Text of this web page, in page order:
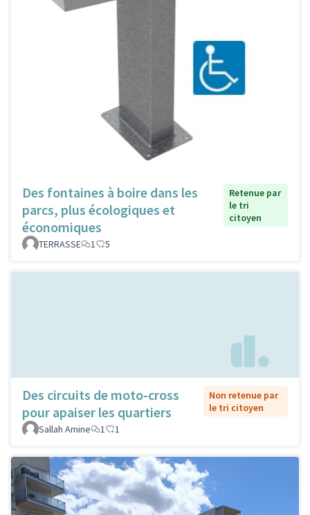
Des fontaines à boire dans les
parcs, plus écologiques et
économiques
Retenue par
le tri
citoyen
TERRASSE 1 5
Des circuits de moto-cross
pour apaiser les quartiers
Non retenue par
le tri citoyen
Sallah Amine
1 1